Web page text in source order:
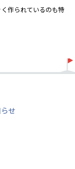
作られているのも特
せ